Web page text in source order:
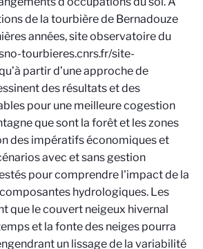
de la tourbière de Bernadouze
années, site observatoire du
tourbieres.cnrs.fr/site-
partir d’une approche de
des résultats et des
pour une meilleure cogestion
que sont la forêt et les zones
des impératifs économiques et
avec et sans gestion
pour comprendre l'impact de la
hydrologiques. Les
que le couvert neigeux hivernal
et la fonte des neiges pourra
un lissage de la variabilité